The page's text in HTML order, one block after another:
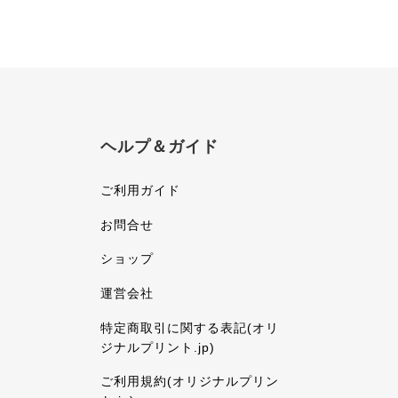
ヘルプ＆ガイド
ご利用ガイド
お問合せ
ショップ
運営会社
特定商取引に関する表記(オリ
ジナルプリント.jp)
ご利用規約(オリジナルプリン